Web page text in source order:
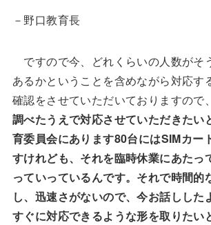
－野口教育長
ですので今、どれくらいの人数がそ
あるかということを含めながら対応す
確認をさせていただいておりますので、
調べたうえで対応させていただきたい
育委員会にあります80台にはSIMカー
すけれども、それを臨時休業にあたっ
っていっているんです。それで時間的
し、迅速さがないので、今お話しした
すぐに対応できるような形を取りたい